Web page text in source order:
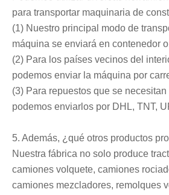
para transportar maquinaria de
(1) Nuestro principal modo de
máquina se enviará en contenedor
(2) Para los países vecinos del
podemos enviar la máquina por
(3) Para repuestos que se
podemos enviarlos por DHL, TNT,
5. Además, ¿qué otros productos
Nuestra fábrica no solo produce
camiones volquete, camiones
camiones mezcladores, remolques